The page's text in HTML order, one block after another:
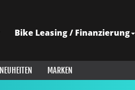
Bike Leasing / Finanzierung
NEUHEITEN
MARKEN